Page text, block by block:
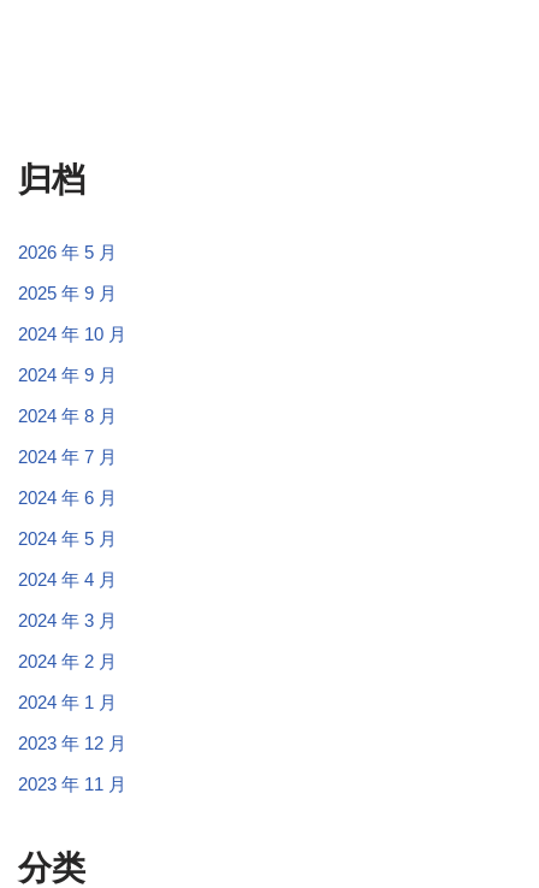
归档
2026 年 5 月
2025 年 9 月
2024 年 10 月
2024 年 9 月
2024 年 8 月
2024 年 7 月
2024 年 6 月
2024 年 5 月
2024 年 4 月
2024 年 3 月
2024 年 2 月
2024 年 1 月
2023 年 12 月
2023 年 11 月
分类